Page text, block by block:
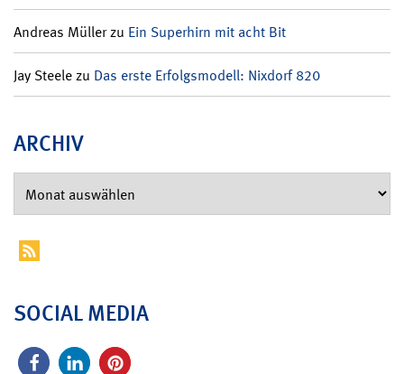
Andreas Müllerzu Ein Superhirn mit acht Bit
Jay Steelezu Das erste Erfolgsmodell: Nixdorf 820
ARCHIV
SOCIAL MEDIA